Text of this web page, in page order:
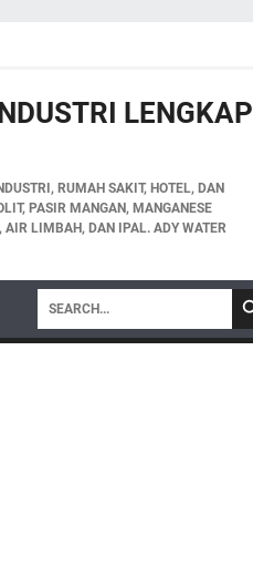
LENGKAP
RUMAH SAKIT, HOTEL, DAN
PASIR MANGAN, MANGANESE
AIR LIMBAH, DAN IPAL. ADY WATER